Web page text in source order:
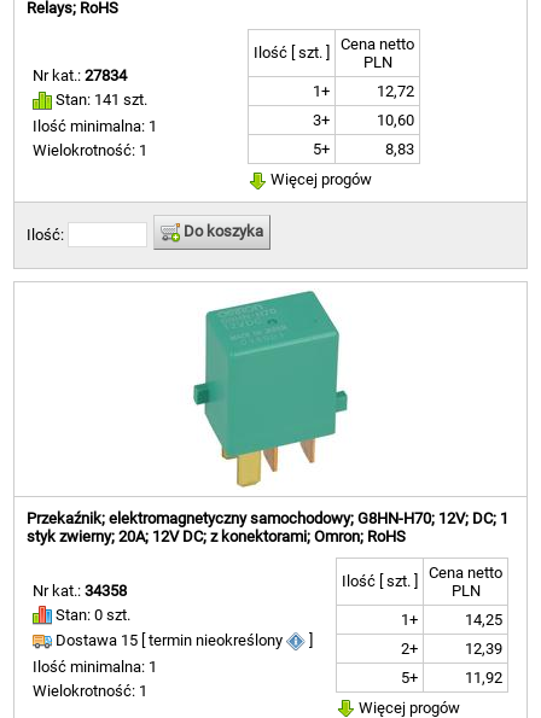
Relays; RoHS
Nr kat.:27834
Stan: 141 szt.
Ilość minimalna: 1
Wielokrotność: 1
Ilość [ szt. ]
Cena netto
PLN
1+
12,72
3+
10,60
5+
8,83
Więcej progów
Ilość: Do koszyka
Przekaźnik; elektromagnetyczny samochodowy; G8HN-H70; 12V; DC; 1
styk zwierny; 20A; 12V DC; z konektorami; Omron; RoHS
Nr kat.:34358
Stan: 0 szt.
Dostawa 15 [ termin nieokreślony
Ilość minimalna: 1
Wielokrotność: 1
Ilość [ szt. ]
Cena netto
PLN
1+
14,25
2+
12,39
5+
11,92
Więcej progów